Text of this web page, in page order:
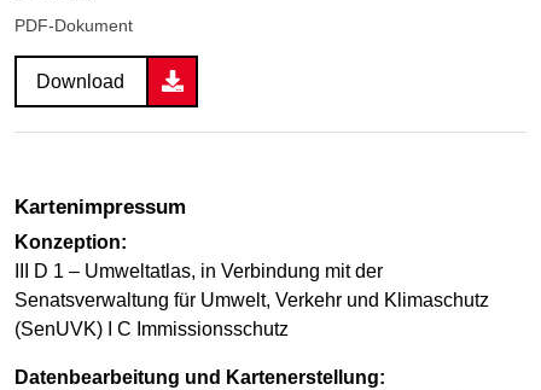
PDF-Dokument
Download
Kartenimpressum
Konzeption:
III D 1 – Umweltatlas, in Verbindung mit der
Senatsverwaltung für Umwelt, Verkehr und Klimaschutz
(SenUVK) I C Immissionsschutz
Datenbearbeitung und Kartenerstellung: